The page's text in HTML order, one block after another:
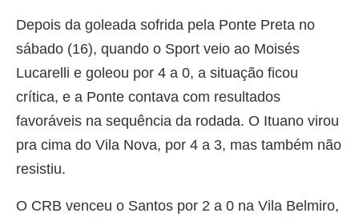
Depois da goleada sofrida pela Ponte Preta no
sábado (16), quando o Sport veio ao Moisés
Lucarelli e goleou por 4 a 0, a situação ficou
crítica, e a Ponte contava com resultados
favoráveis na sequência da rodada. O Ituano virou
pra cima do Vila Nova, por 4 a 3, mas também não
resistiu.
O CRB venceu o Santos por 2 a 0 na Vila Belmiro,